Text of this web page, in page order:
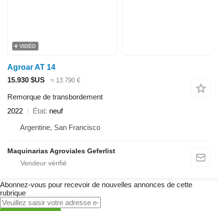
VIDÉO
Agroar AT 14
15.930 $US
≈ 13.790 €
Remorque de transbordement
2022
État neuf
Argentine, San Francisco
Maquinarias Agroviales Geferlist
Abonnez-vous pour recevoir de nouvelles annonces de cette
rubrique